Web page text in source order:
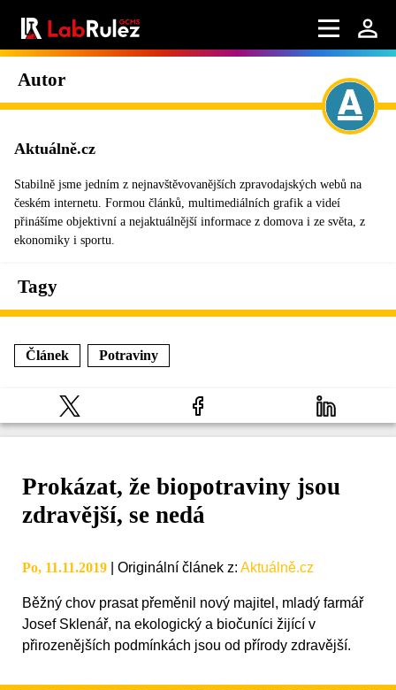
Autor
Aktuálně.cz
Stabilně jsme jedním z nejnavštěvovanějších zpravodajských webů na
českém internetu. Formou článků, multimediálních grafik a videí
přinášíme objektivní a nejaktuálnější informace z domova i ze světa, z
ekonomiky i sportu.
Tagy
Článek Potraviny
Prokázat, že biopotraviny jsou
zdravější, se nedá
Po, 11.11.2019 Originální článek z: Aktuálně.cz
Běžný chov prasat přeměnil nový majitel, mladý farmář
Josef Sklenář, na ekologický a biočuníci žijící v
přirozenějších podmínkách jsou od přírody zdravější.